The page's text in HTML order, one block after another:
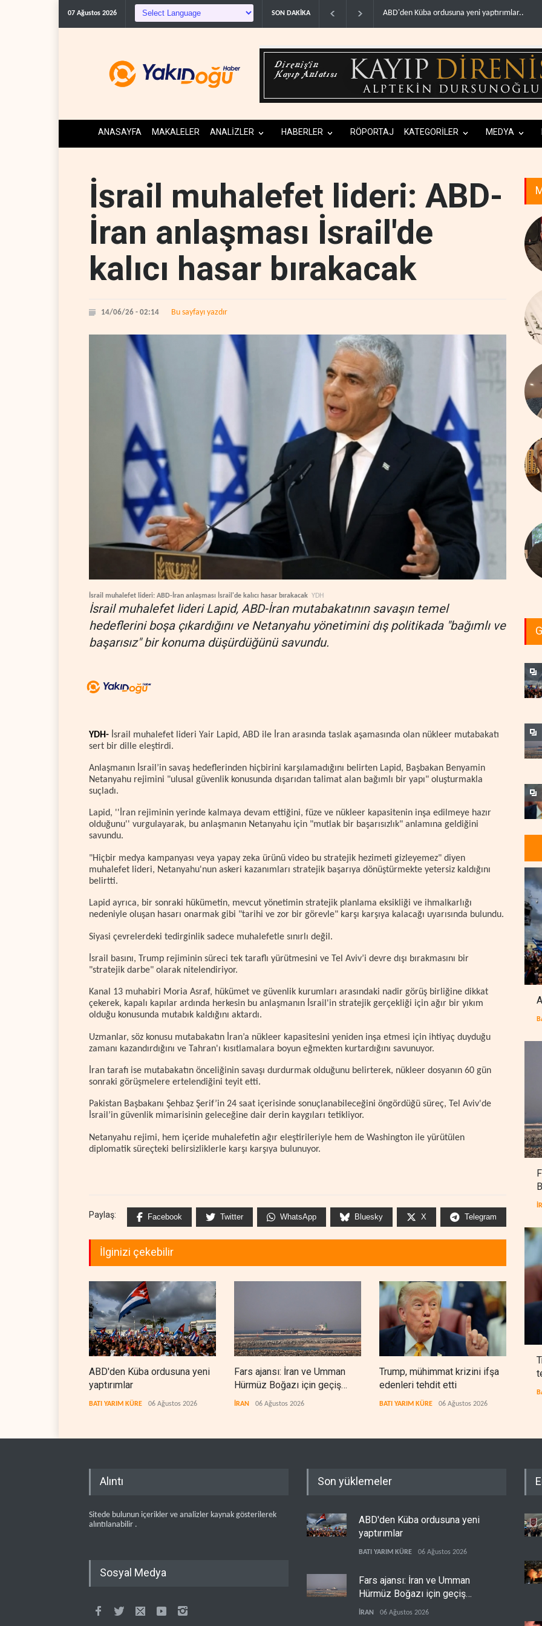
07 Ağustos 2026 SON DAKİKA
ABD'den Küba ordusuna yeni yaptırımlar.. Fars ajansı: İran ve Umman Hürmüz Boğazı
ANASAYFA MAKALELER ANALİZLER HABERLER RÖPORTAJ KATEGORİLER MEDYA
İsrail muhalefet lideri: ABD-
İran anlaşması İsrail'de
kalıcı hasar bırakacak
14/06/26 - 02:14 Bu sayfayı yazdır
İsrail muhalefet lideri: ABD-İran anlaşması İsrail'de kalıcı hasar bırakacak YDH
İsrail muhalefet lideri Lapid, ABD-İran mutabakatının savaşın temel
hedeflerini boşa çıkardığını ve Netanyahu yönetimini dış politikada "bağımlı ve
başarısız" bir konuma düşürdüğünü savundu.
YDH- İsrail muhalefet lideri Yair Lapid, ABD ile İran arasında taslak aşamasında olan nükleer mutabakatı
sert bir dille eleştirdi.
Anlaşmanın İsrail’in savaş hedeflerinden hiçbirini karşılamadığını belirten Lapid, Başbakan Benyamin
Netanyahu rejimini "ulusal güvenlik konusunda dışarıdan talimat alan bağımlı bir yapı" oluşturmakla
suçladı.
Lapid, ''İran rejiminin yerinde kalmaya devam ettiğini, füze ve nükleer kapasitenin inşa edilmeye hazır
olduğunu'' vurgulayarak, bu anlaşmanın Netanyahu için "mutlak bir başarısızlık" anlamına geldiğini
savundu.
"Hiçbir medya kampanyası veya yapay zeka ürünü video bu stratejik hezimeti gizleyemez" diyen
muhalefet lideri, Netanyahu'nun askeri kazanımları stratejik başarıya dönüştürmekte yetersiz kaldığını
belirtti.
Lapid ayrıca, bir sonraki hükümetin, mevcut yönetimin stratejik planlama eksikliği ve ihmalkarlığı
nedeniyle oluşan hasarı onarmak gibi "tarihi ve zor bir görevle" karşı karşıya kalacağı uyarısında bulundu.
Siyasi çevrelerdeki tedirginlik sadece muhalefetle sınırlı değil.
İsrail basını, Trump rejiminin süreci tek taraflı yürütmesini ve Tel Aviv’i devre dışı bırakmasını bir
"stratejik darbe" olarak nitelendiriyor.
Kanal 13 muhabiri Moria Asraf, hükümet ve güvenlik kurumları arasındaki nadir görüş birliğine dikkat
çekerek, kapalı kapılar ardında herkesin bu anlaşmanın İsrail'in stratejik gerçekliği için ağır bir yıkım
olduğu konusunda mutabık kaldığını aktardı.
Uzmanlar, söz konusu mutabakatın İran’a nükleer kapasitesini yeniden inşa etmesi için ihtiyaç duyduğu
zamanı kazandırdığını ve Tahran'ı kısıtlamalara boyun eğmekten kurtardığını savunuyor.
İran tarafı ise mutabakatın önceliğinin savaşı durdurmak olduğunu belirterek, nükleer dosyanın 60 gün
sonraki görüşmelere ertelendiğini teyit etti.
Pakistan Başbakanı Şehbaz Şerif’in 24 saat içerisinde sonuçlanabileceğini öngördüğü süreç, Tel Aviv'de
İsrail’in güvenlik mimarisinin geleceğine dair derin kaygıları tetikliyor.
Netanyahu rejimi, hem içeride muhalefetin ağır eleştirileriyle hem de Washington ile yürütülen
diplomatik süreçteki belirsizliklerle karşı karşıya bulunuyor.
Paylaş: Facebook Twitter WhatsApp Bluesky X Telegram
İlginizi çekebilir
ABD'den Küba ordusuna yeni
yaptırımlar
BATI YARIM KÜRE 06 Ağustos 2026
Fars ajansı: İran ve Umman
Hürmüz Boğazı için geçiş
koridorlarında anlaştı
İRAN 06 Ağustos 2026
Trump, mühimmat krizini ifşa
edenleri tehdit etti
BATI YARIM KÜRE 06 Ağustos 2026
Alıntı
Sitede bulunun içerikler ve analizler kaynak gösterilerek
alıntılanabilir .
Sosyal Medya
Son yüklemeler
ABD'den Küba ordusuna yeni
yaptırımlar
BATI YARIM KÜRE 06 Ağustos 2026
Fars ajansı: İran ve Umman
Hürmüz Boğazı için geçiş
koridorlarında anlaştı
İRAN 06 Ağustos 2026